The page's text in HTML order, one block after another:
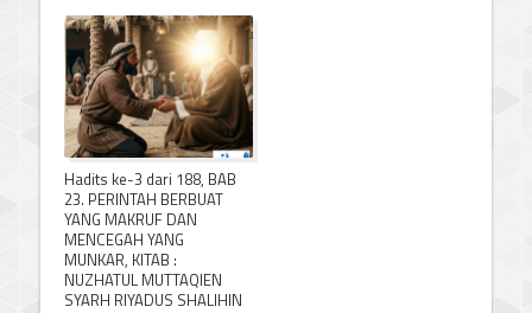
Hadits ke-3 dari 188, BAB
23. PERINTAH BERBUAT
YANG MAKRUF DAN
MENCEGAH YANG
MUNKAR, KITAB :
NUZHATUL MUTTAQIEN
SYARH RIYADUS SHALIHIN